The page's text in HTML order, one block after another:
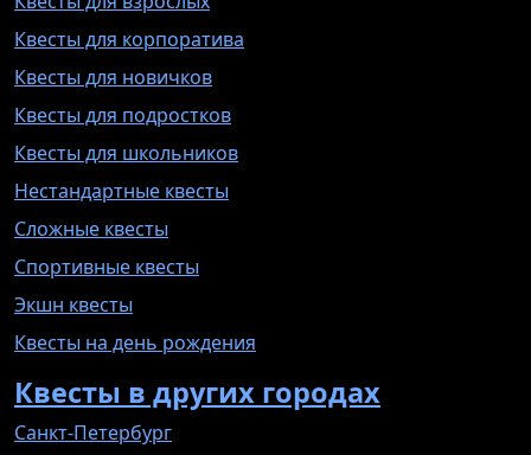
Квесты для корпоратива
Квесты для новичков
Квесты для подростков
Квесты для школьников
Нестандартные квесты
Сложные квесты
Спортивные квесты
Экшн квесты
Квесты на день рождения
Квесты в других городах
Санкт-Петербург